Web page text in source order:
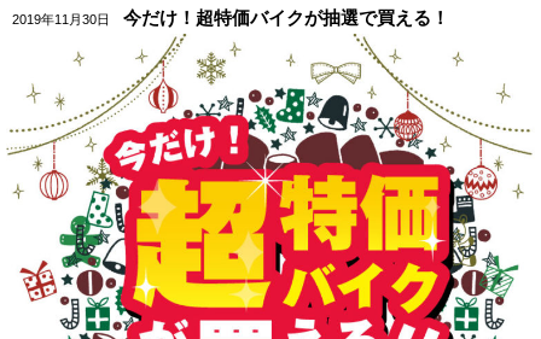
2019年11月30日 今だけ！超特価バイクが抽選で買える！